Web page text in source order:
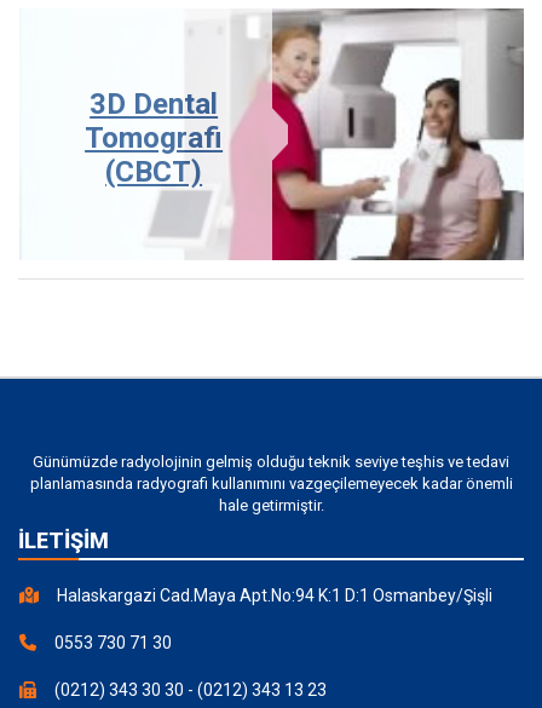
3D Dental
Tomografi
(CBCT)
Günümüzde radyolojinin gelmiş olduğu teknik seviye teşhis ve tedavi
planlamasında radyografi kullanımını vazgeçilemeyecek kadar önemli
hale getirmiştir.
İLETİŞİM
Halaskargazi Cad.Maya Apt.No:94 K:1 D:1 Osmanbey/Şişli
0553 730 71 30
(0212) 343 30 30 - (0212) 343 13 23